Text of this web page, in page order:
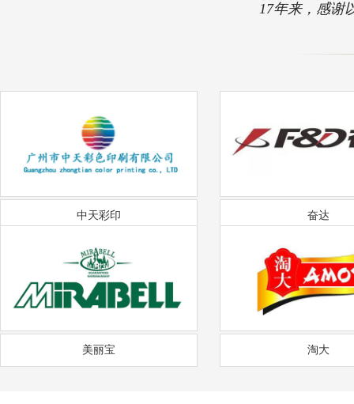
17年来，感谢
中天彩印 奋达
美丽宝 淘大